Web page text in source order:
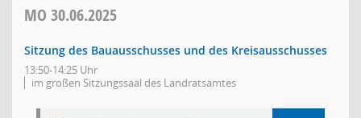
MO 30.06.2025
Sitzung des Bauausschusses und des Kreisausschusses
13:50-14:25 Uhr
im großen Sitzungssaal des Landratsamtes